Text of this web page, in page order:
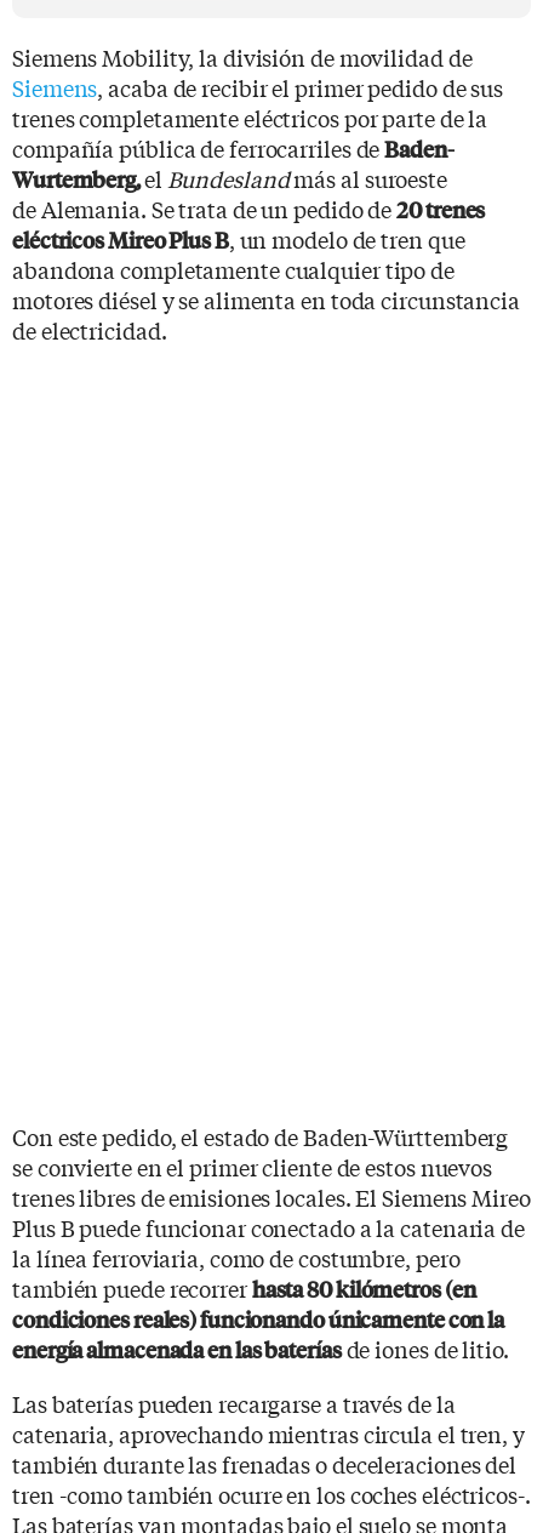
Siemens Mobility, la división de movilidad de
Siemens, acaba de recibir el primer pedido de sus
trenes completamente eléctricos por parte de la
compañía pública de ferrocarriles deBaden-
Wurtemberg,el Bundeslandmás al suroeste
de Alemania. Se trata de un pedido de20 trenes
eléctricos Mireo Plus B, un modelo de tren que
abandona completamente cualquier tipo de
motores diésel y se alimenta en toda circunstancia
de electricidad.
Con este pedido, el estado de Baden-Württemberg
se convierte en el primer cliente de estos nuevos
trenes libres de emisiones locales. El Siemens Mireo
Plus B puede funcionar conectado a la catenaria de
la línea ferroviaria, como de costumbre, pero
también puede recorrerhasta 80 kilómetros (en
condiciones reales) funcionando únicamente con la
energía almacenada en las bateríasde iones de litio.
Las baterías pueden recargarse a través de la
catenaria, aprovechando mientras circula el tren, y
también durante las frenadas o deceleraciones del
tren -como también ocurre en los coches eléctricos-.
Las baterías van montadas bajo el suelo se monta